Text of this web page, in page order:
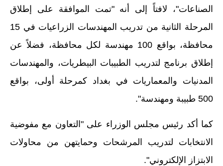
كتب مدرسية
المرحلة الابتدائية
المرحلة المتوسطة
المرحلة الاعدادية
المرحلة الابتدائية
الصناعات"، لافتاً إلى أنه "تمت الموافقة على إطلاق
المرحلة الثانية من تدريب المهندسات الزراعيات في 15
محافظة، بواقع 100 مهندسة لكل محافظة، فضلاً عن
إطلاق برنامج لتدريب الطبيبات البيطريات، والمهندسات
المدنيات والمعماريات في بغداد كمرحلة أولى، بواقع
500 طبيبة ومهندسة".
كما أكد رئيس مجلس الوزراء على "التعاون مع مفوضية
الانتخابات لتدريب المرشحات وحمايتهن من محاولات
الابتزاز الإلكتروني".